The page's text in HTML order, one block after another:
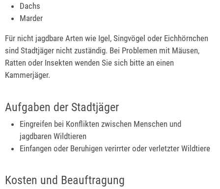
Dachs
Marder
Für nicht jagdbare Arten wie Igel, Singvögel oder Eichhörnchen
sind Stadtjäger nicht zuständig. Bei Problemen mit Mäusen,
Ratten oder Insekten wenden Sie sich bitte an einen
Kammerjäger.
Aufgaben der Stadtjäger
Eingreifen bei Konflikten zwischen Menschen und
jagdbaren Wildtieren
Einfangen oder Beruhigen verirrter oder verletzter Wildtiere
Kosten und Beauftragung